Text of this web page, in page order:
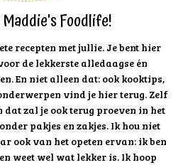
Foodlife!
recepten met jullie. Je bent hier
de lekkerste alledaagse én
En niet alleen dat: ook kooktips,
vind je hier terug. Zelf
dat zal je ook terug proeven in het
pakjes en zakjes. Ik hou niet
ook van het opeten ervan: ik ben
weet wel wat lekker is. Ik hoop